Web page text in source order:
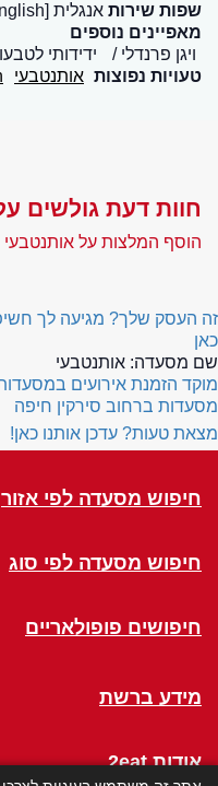
שפות שירות אנגלית [English], עברית [Hebrew]
מאפיינים נוספים
ויגן פרנדלי
ידידותי
טעויות נפוצות אותנטבעי
חוות דעת גולשים
הוסף המלצות על אותנטבעי
זה העסק שלך? מגיעה לך
כאן
שם מסעדה: אותנטבעי
מוקד הזמנת אירועים
מסעדות ברחוב סירקין חיפה
מצאת טעות? עדכן אותנו כאן!
חיפוש מסעדה לפי אזור
חיפוש מסעדה לפי סוג
חיפושים פופולאריים
מידע ברשת
אודות 2eat